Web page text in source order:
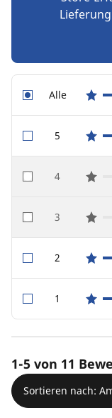
Allestar reviews
5star reviews
4star reviews
3star reviews
2star reviews
1star reviews
1-5 von 11
Sortieren nach: